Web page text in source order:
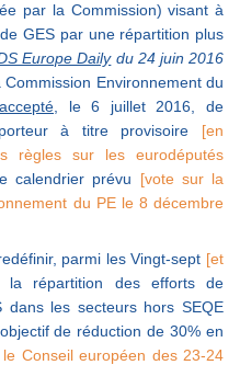
par la Commission) visant à
GES par une répartition plus
Europe Dailydu 24 juin 2016
Environnement du
accepté , le 6 juillet 2016, de
à titre provisoire [en
règles sur les eurodéputés
calendrier prévu [vote sur la
du PE le 8 décembre
parmi les Vingt-sept [et
la répartition des efforts de
dans les secteurs hors SEQE
de réduction de 30% en
Conseil européen des 23-24